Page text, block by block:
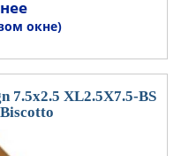
окне)
7.5x2.5 XL2.5X7.5-BS